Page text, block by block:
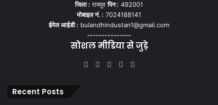
जिला : रायपुरपिन : 492001
मोबाइल नं. : 7024188141
ईमेल आईडी : bulandhindustan1@gmail.com
---------------
सोशल मीडिया से जुड़े
Facebook
X YouTubeInstagram
Recent Posts